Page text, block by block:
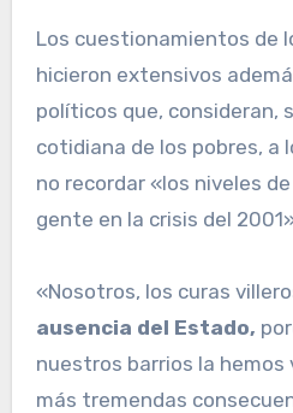
Los cuestionamientos de
hicieron extensivos
políticos que, consideran,
cotidiana de los pobres, a
no recordar «los niveles
gente en la crisis del
«Nosotros, los curas
ausencia del Estado,
nuestros barrios la hemos
más tremendas